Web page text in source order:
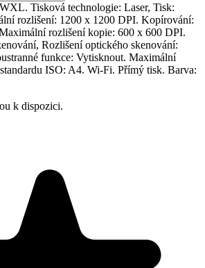
Tisková technologie: Laser, Tisk:
rozlišení: 1200 x 1200 DPI. Kopírování:
rozlišení kopie: 600 x 600 DPI.
Rozlišení optického skenování:
funkce: Vytisknout. Maximální
ISO: A4. Wi-Fi. Přímý tisk. Barva:
k dispozici.